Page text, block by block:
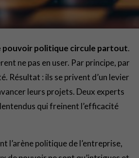
pouvoir politique circule partout.
ne pas en user. Par principe, par
Résultat : ils se privent d’un levier
leurs projets. Deux experts
qui freinent l’efficacité
l’arène politique de l’entreprise,